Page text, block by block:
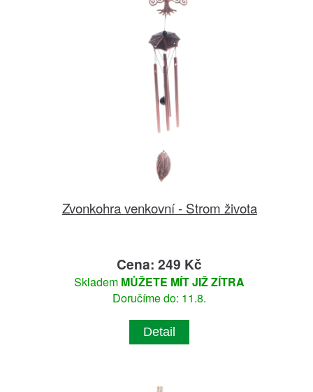
Zvonkohra venkovní - Strom života
Cena: 249 Kč
Skladem MŮŽETE MÍT JIŽ ZÍTRA
Doručíme do: 11.8.
Detail